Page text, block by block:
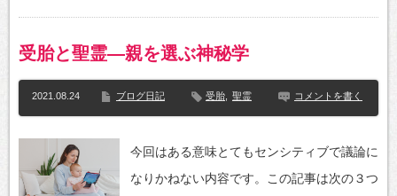
受胎と聖霊—親を選ぶ神秘学
2021.08.24 ブログ日記 受胎 聖霊 コメントを書く
今回はある意味とてもセンシティブで議論に
なりかねない内容です。この記事は次の３つ